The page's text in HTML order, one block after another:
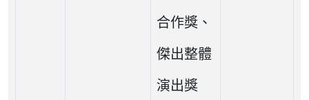
合作獎、
傑出整體
演出獎